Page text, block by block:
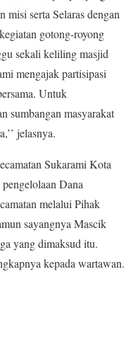
misi serta Selaras dengan
gotong-royong
sekali keliling masjid
mengajak partisipasi
Untuk
sumbangan masyarakat
jelasnya.
Sukarami Kota
Dana
melalui Pihak
sayangnya Mascik
yang dimaksud itu.
kepada wartawan.